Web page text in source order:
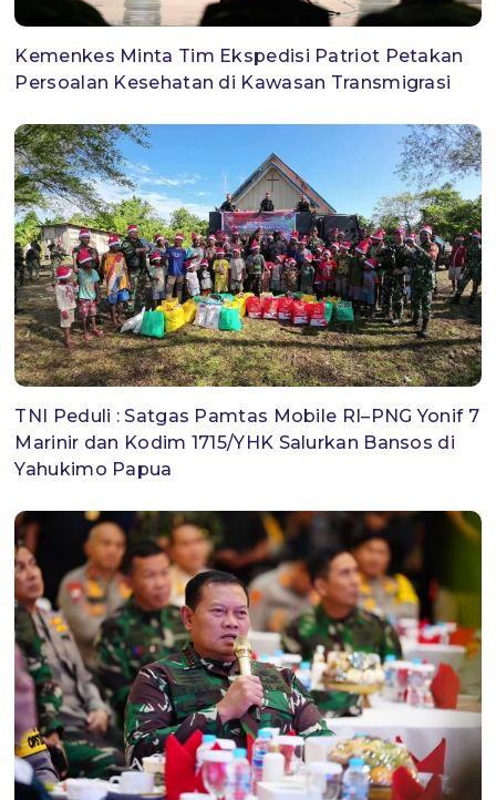
Kemenkes Minta Tim Ekspedisi Patriot Petakan
Persoalan Kesehatan di Kawasan Transmigrasi
TNI Peduli : Satgas Pamtas Mobile RI–PNG Yonif 7
Marinir dan Kodim 1715/YHK Salurkan Bansos di
Yahukimo Papua